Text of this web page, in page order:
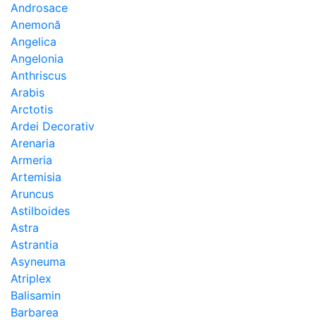
Androsace
Anemonă
Angelica
Angelonia
Anthriscus
Arabis
Arctotis
Ardei Decorativ
Arenaria
Armeria
Artemisia
Aruncus
Astilboides
Astra
Astrantia
Asyneuma
Atriplex
Balisamin
Barbarea